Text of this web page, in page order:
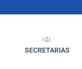
SECRETARIAS